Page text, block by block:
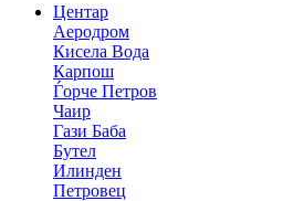
Центар
Аеродром
Кисела Вода
Карпош
Ѓорче Петров
Чаир
Гази Баба
Бутел
Илинден
Петровец